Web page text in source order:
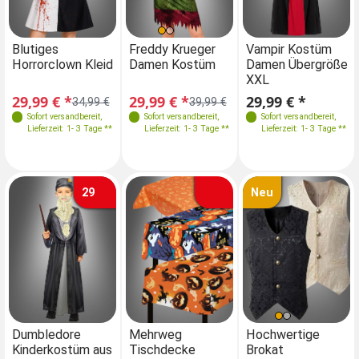
Blutiges
Horrorclown Kleid
34,99 €
29,99 € *
Sofort versandbereit,
Lieferzeit: 1- 3 Tage **
Größen
34-36 38
40
42
44-46
Blutiges
Horrorclown Kleid
34,99 €
29,99 € *
Sofort versandbereit,
Lieferzeit: 1- 3 Tage **
Größen
36-38
40
40-42
44
Freddy Krueger
Damen Kostüm
39,99 €
29,99 € *
Sofort versandbereit,
Lieferzeit: 1- 3 Tage **
Größen
36-38
40
40-42
44
Größen
42 44 46
Vampir Kostüm
Damen Übergröße
XXL
29,99 € *
Sofort versandbereit,
Lieferzeit: 1- 3 Tage **
29
Dumbledore
Kinderkostüm aus
Größen
Dumbledore
Kinderkostüm aus
Farben
Mehrweg
Tischdecke
Farben
Neu
Farben
Hochwertige
Brokat